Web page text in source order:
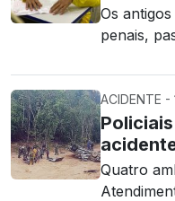
Os
penais,
ACIDENTE -
Quatro